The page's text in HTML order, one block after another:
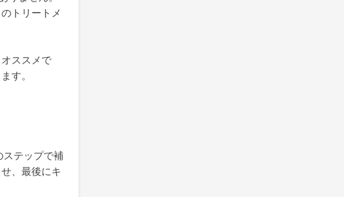
トリートメ
ススメで
す。
ステップで補
、最後にキ